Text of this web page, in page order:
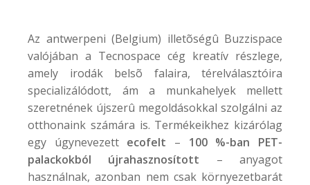
Az antwerpeni (Belgium) illetõségû Buzzispace
valójában a Tecnospace cég kreatív részlege,
amely irodák belsõ falaira, térelválasztóira
specializálódott, ám a munkahelyek mellett
szeretnének újszerû megoldásokkal szolgálni az
otthonaink számára is. Termékeikhez kizárólag
egy úgynevezett ecofelt – 100 %-ban PET-
palackokból újrahasznosított – anyagot
használnak, azonban nem csak környezetbarát